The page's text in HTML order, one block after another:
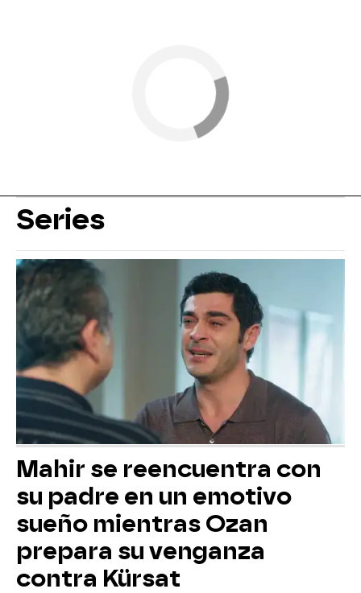
Series
Mahir se reencuentra con
su padre en un emotivo
sueño mientras Ozan
prepara su venganza
contra Kürsat